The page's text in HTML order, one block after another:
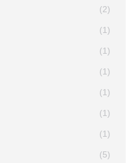
(2)
(1)
(1)
(1)
(1)
(1)
(1)
(5)